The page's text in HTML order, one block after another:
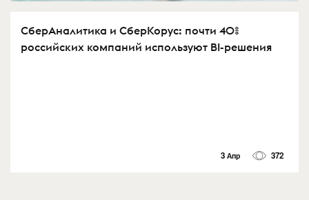
СберАналитика и СберКорус: почти 40%
российских компаний используют BI-решения
3 Апр 372